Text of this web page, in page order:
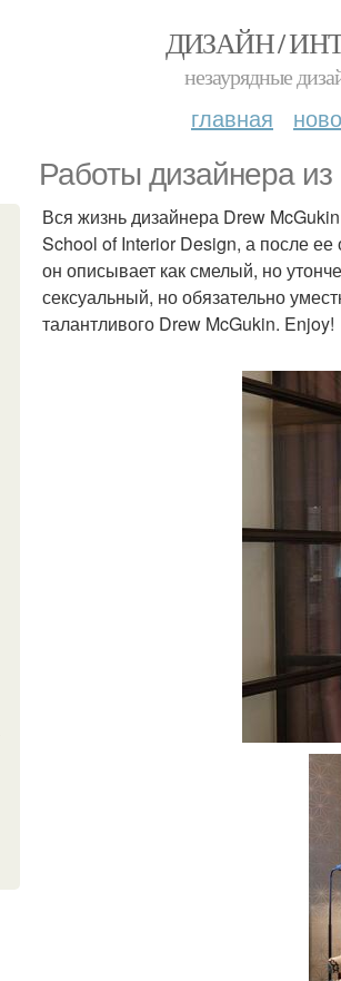
ДИЗАЙН /
незаурядные
главная
Работы дизайнера
Вся жизнь дизайнера Drew
School of Interior Design, а после
он описывает как смелый, но
сексуальный, но обязательно
талантливого Drew McGukin. Enjoy!